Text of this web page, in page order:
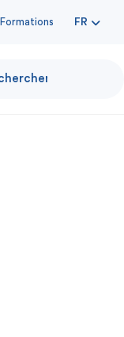
Formations FR